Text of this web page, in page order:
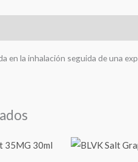
en la inhalación seguida de una